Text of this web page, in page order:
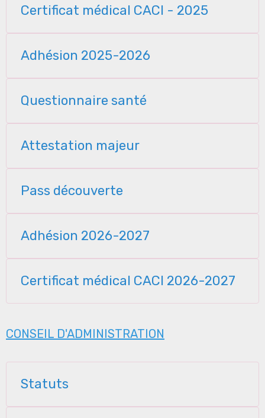
Certificat médical CACI - 2025
Adhésion 2025-2026
Questionnaire santé
Attestation majeur
Pass découverte
Adhésion 2026-2027
Certificat médical CACI 2026-2027
CONSEIL D'ADMINISTRATION
Statuts